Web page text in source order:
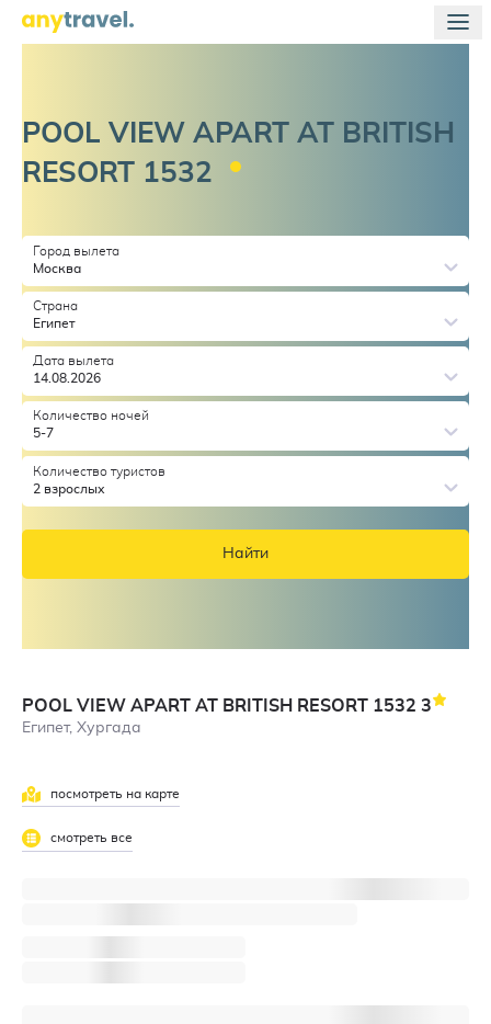
POOL VIEW APART AT BRITISH
RESORT 1532
Город вылета
Москва
Страна
Египет
Дата вылета
14.08.2026
Количество ночей
5-7
Количество туристов
2 взрослых
Найти
POOL VIEW APART AT BRITISH RESORT 1532 3
Египет, Хургада
посмотреть на карте
смотреть все